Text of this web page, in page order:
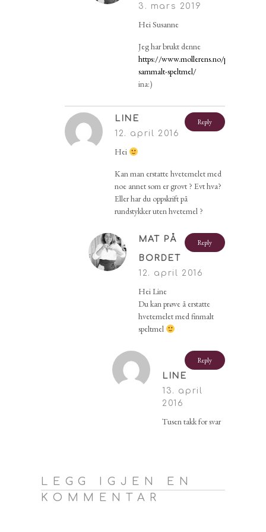
3. mars 2019
Hei Susanne
Jeg har brukt denne
https://www.mollerens.no/produkt/
sammalt-speltmel/
ina:)
Reply
LINE
12. april 2016
Hei
Kan man erstatte hvetemelet med
noe annet som er grovt ? Evt hva?
Eller har du oppskrift på
rundstykker uten hvetemel ?
Reply
MAT PÅ
BORDET
12. april 2016
Hei Line
Du kan prøve å erstatte
hvetemelet med finmalt
speltmel
Reply
LINE
13. april
2016
Tusen takk for svar
LEGG IGJEN EN
KOMMENTAR